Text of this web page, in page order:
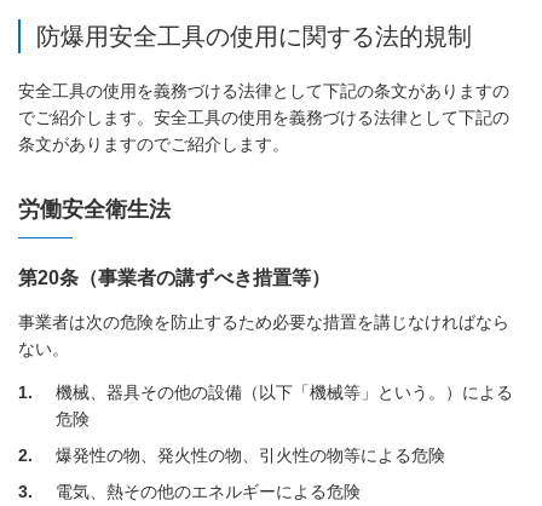
防爆用安全工具の使用に関する法的規制
安全工具の使用を義務づける法律として下記の条文がありますの
でご紹介します。安全工具の使用を義務づける法律として下記の
条文がありますのでご紹介します。
労働安全衛生法
第20条（事業者の講ずべき措置等）
事業者は次の危険を防止するため必要な措置を講じなければなら
ない。
1
機械、器具その他の設備（以下「機械等」という。）による
危険
2
爆発性の物、発火性の物、引火性の物等による危険
3
電気、熱その他のエネルギーによる危険